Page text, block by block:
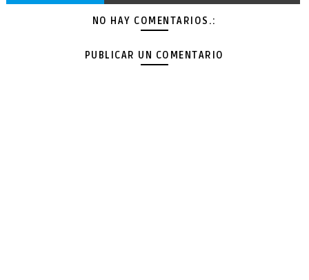
NO HAY COMENTARIOS.:
PUBLICAR UN COMENTARIO